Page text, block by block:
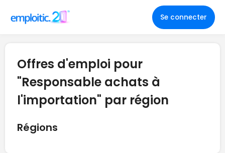
Se connecter
Offres d'emploi pour
"Responsable achats à
l'importation" par région
Régions